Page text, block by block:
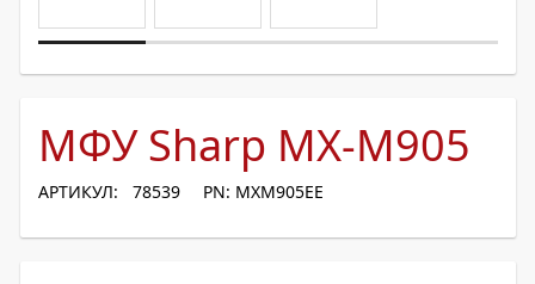
МФУ Sharp MX-M905
АРТИКУЛ: 78539 PN: MXM905EE